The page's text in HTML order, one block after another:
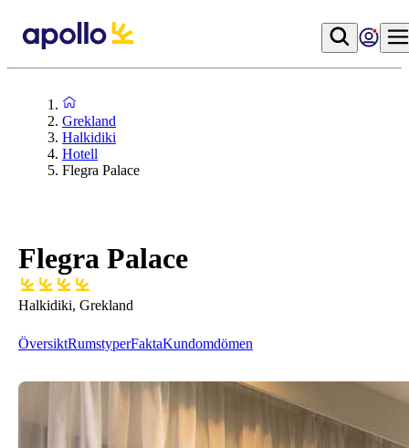
Grekland
Halkidiki
Hotell
Flegra Palace
Flegra Palace
Halkidiki, Grekland
ÖversiktRumstyperFaktaKundomdömen